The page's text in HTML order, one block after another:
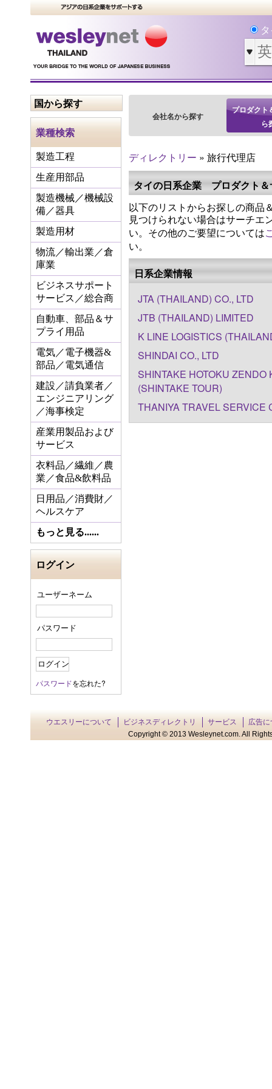
国から探す
業種検索
製造工程
生産用部品
製造機械／機械設
備／器具
製造用材
物流／輸出業／倉
庫業
ビジネスサポート
サービス／総合商
自動車、部品＆サ
プライ用品
電気／電子機器&
部品／電気通信
建設／請負業者／
エンジニアリング
／海事検定
産業用製品および
サービス
衣料品／繊維／農
業／食品&飲料品
日用品／消費財／
ヘルスケア
もっと見る......
ログイン
ユーザーネーム
パスワード
パスワードを忘れた?
会社名から探す
プロダクト
ら
ディレクトリー » 旅行代理店
タイの日系企業 プロダクト＆
以下のリストからお探しの商品
見つけられない場合はサーチエ
い。その他のご要望については
い。
日系企業情報
JTA (THAILAND) CO., LTD
JTB (THAILAND) LIMITED
K LINE LOGISTICS
SHINDAI CO., LTD
SHINTAKE HOTOKU ZENDO
(SHINTAKE TOUR)
THANIYA TRAVEL SERVICE
ウエスリーについて ビジネスディレクトリ サービス
広告に
Copyright © 2013 Wesleynet.com. All